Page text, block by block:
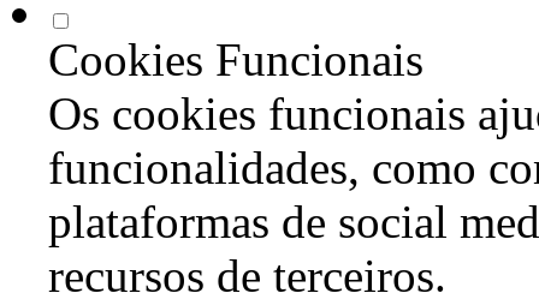
Cookies Funcionais
Os cookies funcionais
funcionalidades, como
plataformas de social
recursos de terceiros.